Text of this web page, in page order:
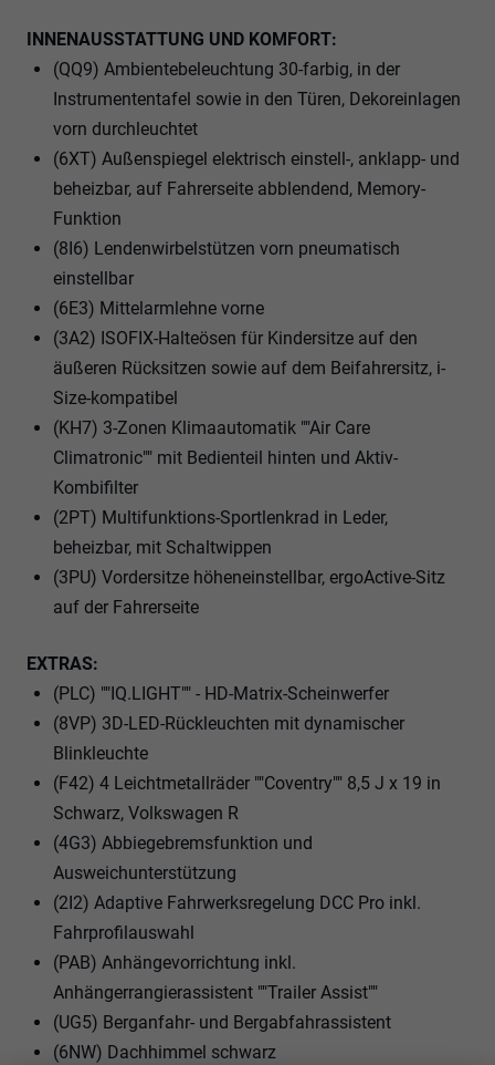
INNENAUSSTATTUNG UND KOMFORT:
(QQ9) Ambientebeleuchtung 30-farbig, in der
Instrumententafel sowie in den Türen, Dekoreinlagen
vorn durchleuchtet
(6XT) Außenspiegel elektrisch einstell-, anklapp- und
beheizbar, auf Fahrerseite abblendend, Memory-
Funktion
(8I6) Lendenwirbelstützen vorn pneumatisch
einstellbar
(6E3) Mittelarmlehne vorne
(3A2) ISOFIX-Halteösen für Kindersitze auf den
äußeren Rücksitzen sowie auf dem Beifahrersitz, i-
Size-kompatibel
(KH7) 3-Zonen Klimaautomatik ""Air Care
Climatronic"" mit Bedienteil hinten und Aktiv-
Kombifilter
(2PT) Multifunktions-Sportlenkrad in Leder,
beheizbar, mit Schaltwippen
(3PU) Vordersitze höheneinstellbar, ergoActive-Sitz
auf der Fahrerseite
EXTRAS:
(PLC) ""IQ.LIGHT"" - HD-Matrix-Scheinwerfer
(8VP) 3D-LED-Rückleuchten mit dynamischer
Blinkleuchte
(F42) 4 Leichtmetallräder ""Coventry"" 8,5 J x 19 in
Schwarz, Volkswagen R
(4G3) Abbiegebremsfunktion und
Ausweichunterstützung
(2I2) Adaptive Fahrwerksregelung DCC Pro inkl.
Fahrprofilauswahl
(PAB) Anhängevorrichtung inkl.
Anhängerrangierassistent ""Trailer Assist""
(UG5) Berganfahr- und Bergabfahrassistent
(6NW) Dachhimmel schwarz